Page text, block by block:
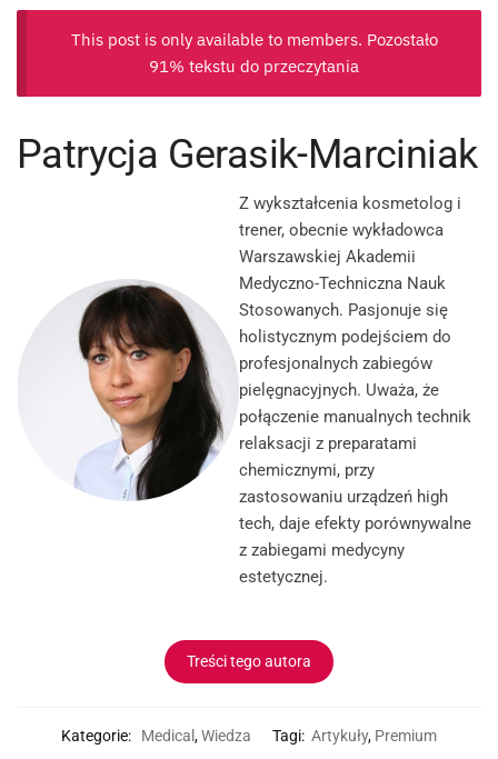
This post is only available to members. Pozostało
91% tekstu do przeczytania
Patrycja Gerasik-Marciniak
Z wykształcenia kosmetolog i
trener, obecnie wykładowca
Warszawskiej Akademii
Medyczno-Techniczna Nauk
Stosowanych. Pasjonuje się
holistycznym podejściem do
profesjonalnych zabiegów
pielęgnacyjnych. Uważa, że
połączenie manualnych technik
relaksacji z preparatami
chemicznymi, przy
zastosowaniu urządzeń high
tech, daje efekty porównywalne
z zabiegami medycyny
estetycznej.
Treści tego autora
Kategorie: Medical ,Wiedza Tagi: Artykuły, Premium